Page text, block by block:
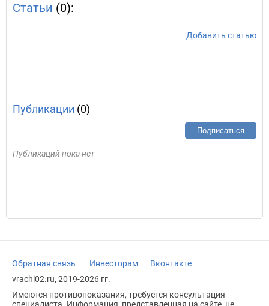
Статьи (0):
Добавить статью
Публикации (0)
Подписаться
Публикаций пока нет
Обратная связь Инвесторам
Вконтакте
vrachi02.ru, 2019-2026 гг.
Имеются противопоказания, требуется консультация